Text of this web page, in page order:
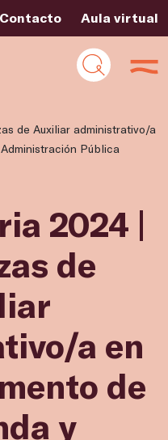
Contacto Aula virtual
de Auxiliar administrativo/a
Pública
2024 |
de
a en
de
y